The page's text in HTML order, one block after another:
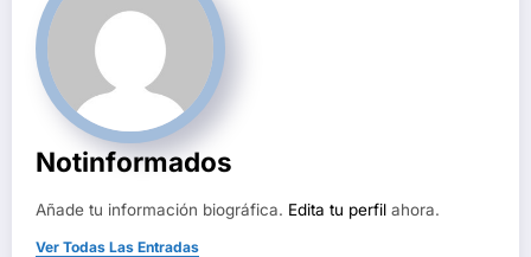
Notinformados
Añade tu información biográfica. Edita tu perfil ahora.
Ver Todas Las Entradas